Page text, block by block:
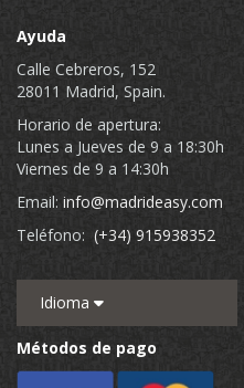
Ayuda
Calle Cebreros, 152
28011 Madrid, Spain.
Horario de apertura:
Lunes a Jueves de 9 a 18:30h
Viernes de 9 a 14:30h
Email: info@madrideasy.com
Teléfono: (+34) 915938352
Idioma
Métodos de pago